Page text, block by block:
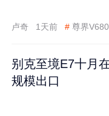
卢奇 1天前 # 尊界V680
别克至境E7十月
规模出口